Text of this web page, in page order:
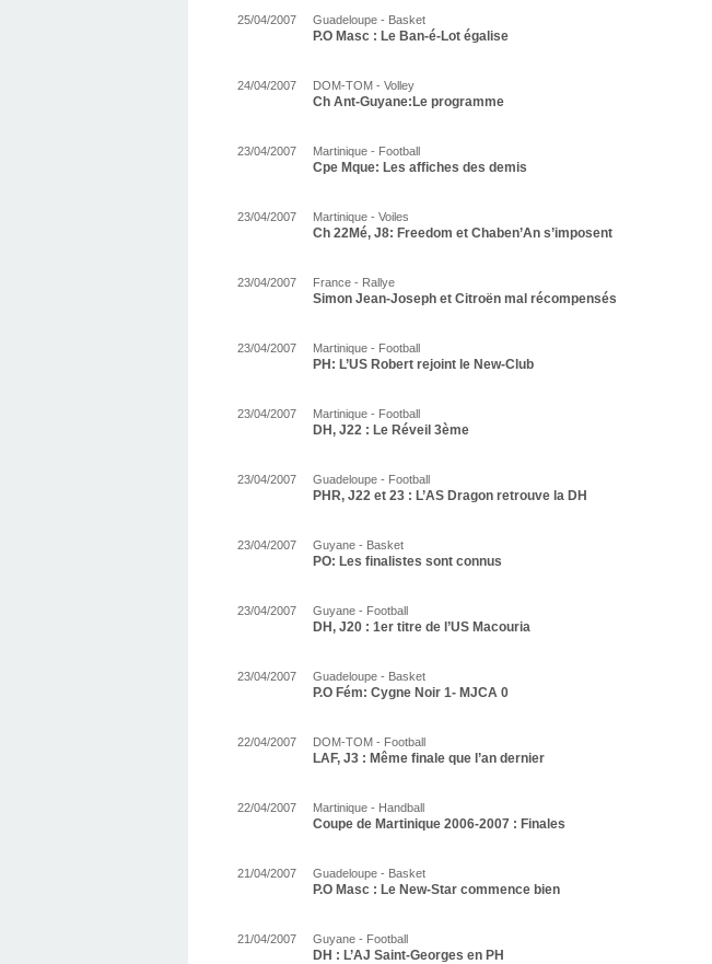
25/04/2007 Guadeloupe - Basket
P.O Masc : Le Ban-é-Lot égalise
24/04/2007 DOM-TOM - Volley
Ch Ant-Guyane:Le programme
23/04/2007 Martinique - Football
Cpe Mque: Les affiches des demis
23/04/2007 Martinique - Voiles
Ch 22Mé, J8: Freedom et Chaben’An s’imposent
23/04/2007 France - Rallye
Simon Jean-Joseph et Citroën mal récompensés
23/04/2007 Martinique - Football
PH: L’US Robert rejoint le New-Club
23/04/2007 Martinique - Football
DH, J22 : Le Réveil 3ème
23/04/2007 Guadeloupe - Football
PHR, J22 et 23 : L’AS Dragon retrouve la DH
23/04/2007 Guyane - Basket
PO: Les finalistes sont connus
23/04/2007 Guyane - Football
DH, J20 : 1er titre de l’US Macouria
23/04/2007 Guadeloupe - Basket
P.O Fém: Cygne Noir 1- MJCA 0
22/04/2007 DOM-TOM - Football
LAF, J3 : Même finale que l’an dernier
22/04/2007 Martinique - Handball
Coupe de Martinique 2006-2007 : Finales
21/04/2007 Guadeloupe - Basket
P.O Masc : Le New-Star commence bien
21/04/2007 Guyane - Football
DH : L’AJ Saint-Georges en PH